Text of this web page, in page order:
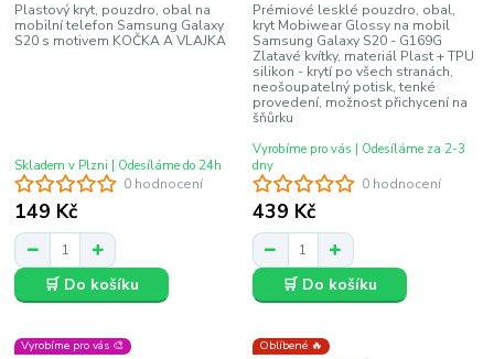
0 hodnocení
Plastový kryt, pouzdro, obal na
mobilní telefon Samsung Galaxy
S20 s motivem KOČKA A VLAJKA
149 Kč
Skladem v Plzni | Odesíláme do 24h
🛒 Do košíku
0 hodnocení
Prémiové lesklé pouzdro, obal,
kryt Mobiwear Glossy na mobil
Samsung Galaxy S20 - G169G
Zlatavé kvítky, materiál Plast + TPU
silikon - krytí po všech stranách,
neošoupatelný potisk, tenké
provedení, možnost přichycení na
šňůrku
439 Kč
Vyrobíme pro vás | Odesíláme za 2-3
dny
🛒 Do košíku
Vyrobíme pro vás 🎨
Oblíbené 🔥